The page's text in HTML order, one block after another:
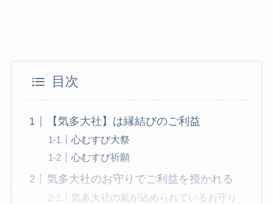
目次
【気多大社】は縁結びのご利益
心むすび大祭
心むすび祈願
気多大社のお守りでご利益を授かれる
気多大社の氣が込められているお守り